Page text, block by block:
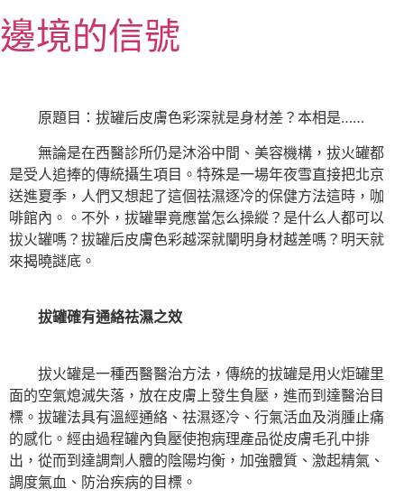
至
主
邊境的信號
原題目：拔罐后皮膚色彩深就是身材差？本相是……
無論是在西醫診所仍是沐浴中間、美容機構，拔火罐都
是受人追捧的傳統攝生項目。特殊是一場年夜雪直接把北京
送進夏季，人們又想起了這個祛濕逐冷的保健方法這時，咖
啡館內。。不外，拔罐畢竟應當怎么操縱？是什么人都可以
拔火罐嗎？拔罐后皮膚色彩越深就闡明身材越差嗎？明天就
來揭曉謎底。
拔罐確有通絡祛濕之效
拔火罐是一種西醫醫治方法，傳統的拔罐是用火炬罐里
面的空氣熄滅失落，放在皮膚上發生負壓，進而到達醫治目
標。拔罐法具有溫經通絡、祛濕逐冷、行氣活血及消腫止痛
的感化。經由過程罐內負壓使抱病理產品從皮膚毛孔中排
出，從而到達調劑人體的陰陽均衡，加強體質、激起精氣、
調度氣血、防治疾病的目標。